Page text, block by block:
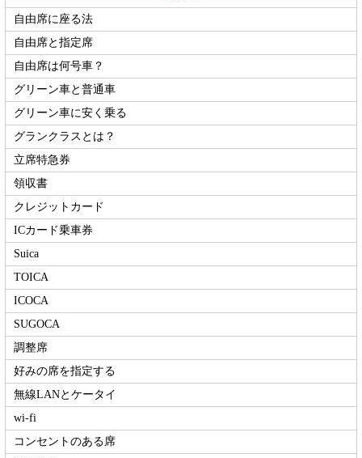
自由席に座る法
自由席と指定席
自由席は何号車？
グリーン車と普通車
グリーン車に安く乗る
グランクラスとは？
立席特急券
領収書
クレジットカード
ICカード乗車券
Suica
TOICA
ICOCA
SUGOCA
調整席
好みの席を指定する
無線LANとケータイ
wi-fi
コンセントのある席